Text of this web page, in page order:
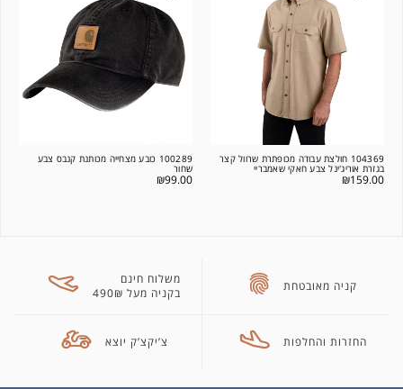
104369 חולצת עבודה מכופתרת שרוול קצר
בגזרת אוריג'ינל צבע חאקי שאמבריי
₪159.00
100289 כובע מצחייה מכותנת קנבס צבע
שחור
₪99.00
קניה מאובטחת
משלוח חינם
בקניה מעל 490₪
החזרות והחלפות צ’יקצ’ק יוצא